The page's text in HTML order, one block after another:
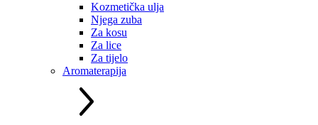
Kozmetička ulja
Njega zuba
Za kosu
Za lice
Za tijelo
Aromaterapija